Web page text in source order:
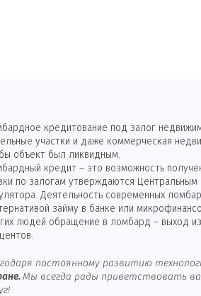
кредитование под залог
участки и даже коммерческая
объект был ликвидным.
кредит – это возможность
по залогам утверждаются
Деятельность современных
займу в банке или
людей обращение в ломбард – выход
постоянному развитию
Мы всегда рады приветствовать